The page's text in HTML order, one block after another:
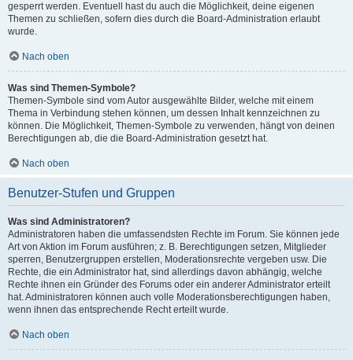
gesperrt werden. Eventuell hast du auch die Möglichkeit, deine eigenen
Themen zu schließen, sofern dies durch die Board-Administration erlaubt
wurde.
Nach oben
Was sind Themen-Symbole?
Themen-Symbole sind vom Autor ausgewählte Bilder, welche mit einem
Thema in Verbindung stehen können, um dessen Inhalt kennzeichnen zu
können. Die Möglichkeit, Themen-Symbole zu verwenden, hängt von deinen
Berechtigungen ab, die die Board-Administration gesetzt hat.
Nach oben
Benutzer-Stufen und Gruppen
Was sind Administratoren?
Administratoren haben die umfassendsten Rechte im Forum. Sie können jede
Art von Aktion im Forum ausführen; z. B. Berechtigungen setzen, Mitglieder
sperren, Benutzergruppen erstellen, Moderationsrechte vergeben usw. Die
Rechte, die ein Administrator hat, sind allerdings davon abhängig, welche
Rechte ihnen ein Gründer des Forums oder ein anderer Administrator erteilt
hat. Administratoren können auch volle Moderationsberechtigungen haben,
wenn ihnen das entsprechende Recht erteilt wurde.
Nach oben